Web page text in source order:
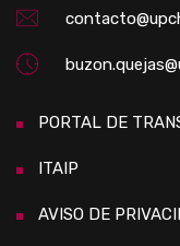
PORTAL DE
ITAIP
AVISO DE